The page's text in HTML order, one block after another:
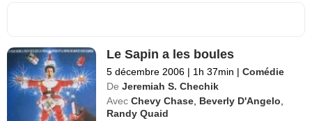
Le Sapin a les boules
5 décembre 2006 | 1h 37min | Comédie
De Jeremiah S. Chechik
Avec Chevy Chase Beverly D'Angelo
Randy Quaid